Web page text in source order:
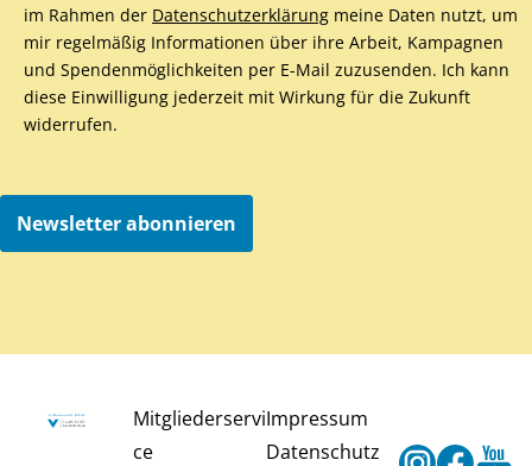
im Rahmen der Datenschutzerklärung meine Daten nutzt, um
mir regelmäßig Informationen über ihre Arbeit, Kampagnen
und Spendenmöglichkeiten per E-Mail zuzusenden. Ich kann
diese Einwilligung jederzeit mit Wirkung für die Zukunft
widerrufen.
Newsletter abonnieren
Mitgliederservi
ce
Impressum
Datenschutz
Instagram